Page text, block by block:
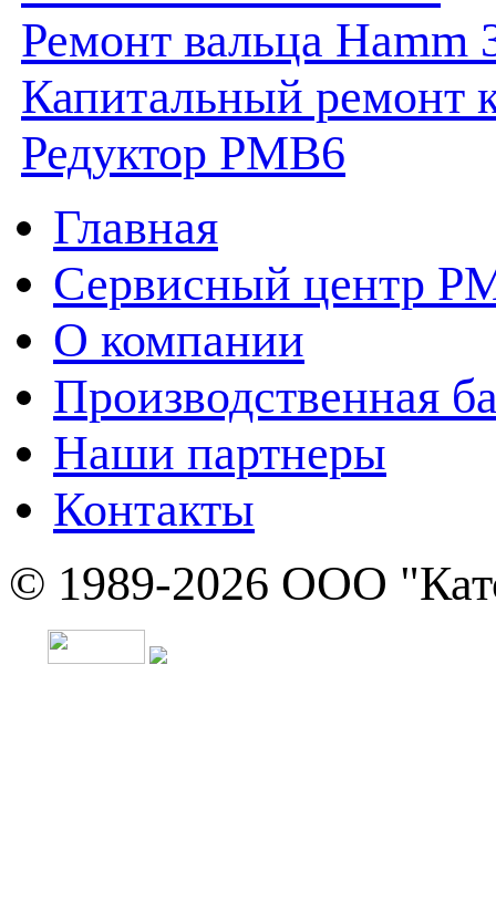
Ремонт вальца Hamm
Капитальный ремонт
Редуктор PMB6
Главная
Сервисный центр
О компании
Производственная
Наши партнеры
Контакты
© 1989-2026 ООО